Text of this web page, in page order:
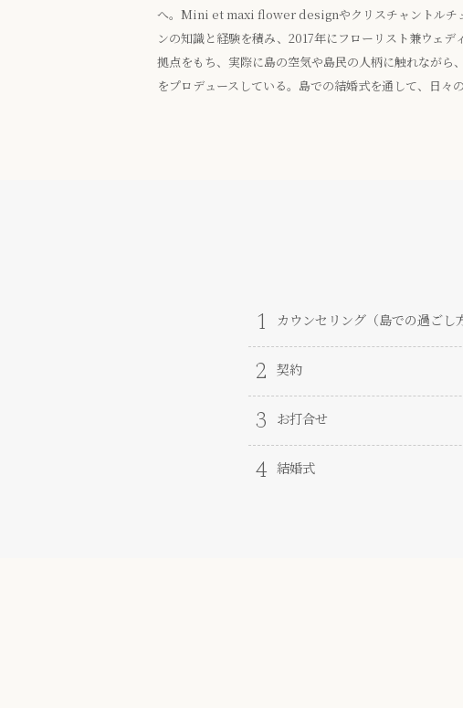
へ。Mini et maxi flower designやクリスチャントルチ
ンの知識と経験を積み、2017年にフローリスト兼ウェ
拠点をもち、実際に島の空気や島民の人柄に触れながら
をプロデュースしている。島での結婚式を通して、日々
1 カウンセリング（島での過ご
2 契約
3 お打合せ
4 結婚式